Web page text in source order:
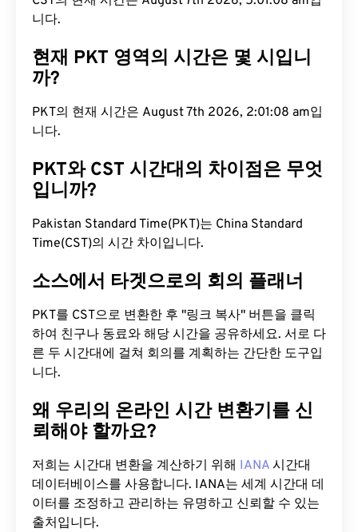
니다.
현재 PKT 영역의 시간은 몇 시입니
까?
PKT의 현재 시간은 August 7th 2026, 2:01:09 am입
니다.
PKT와 CST 시간대의 차이점은 무엇
입니까?
Pakistan Standard Time(PKT)는 China Standard
Time(CST)의 시간 차이입니다.
소스에서 타겟으로의 회의 플래너
PKT를 CST으로 변환한 후 "링크 복사" 버튼을 클릭
하여 친구나 동료와 해당 시간을 공유하세요. 서로 다
른 두 시간대에 걸쳐 회의를 계획하는 간단한 도구입
니다.
왜 우리의 온라인 시간 변환기를 신
뢰해야 할까요?
저희는 시간대 변환을 계산하기 위해 IANA 시간대
데이터베이스를 사용합니다. IANA는 세계 시간대 데
이터를 조정하고 관리하는 유명하고 신뢰할 수 있는
출처입니다.